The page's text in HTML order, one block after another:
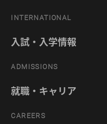
INTERNATIONAL
入試・入学情報
ADMISSIONS
就職・キャリア
CAREERS